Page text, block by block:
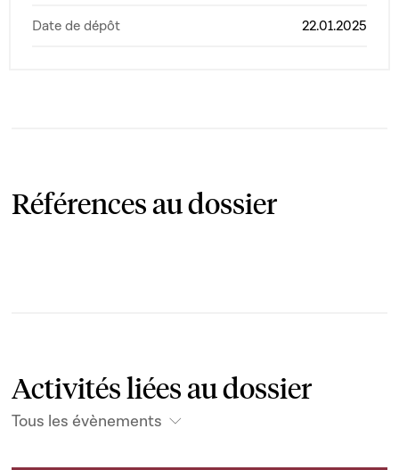
Date de dépôt 22.01.2025
Références au dossier
Activités liées au dossier
Tous les évènements